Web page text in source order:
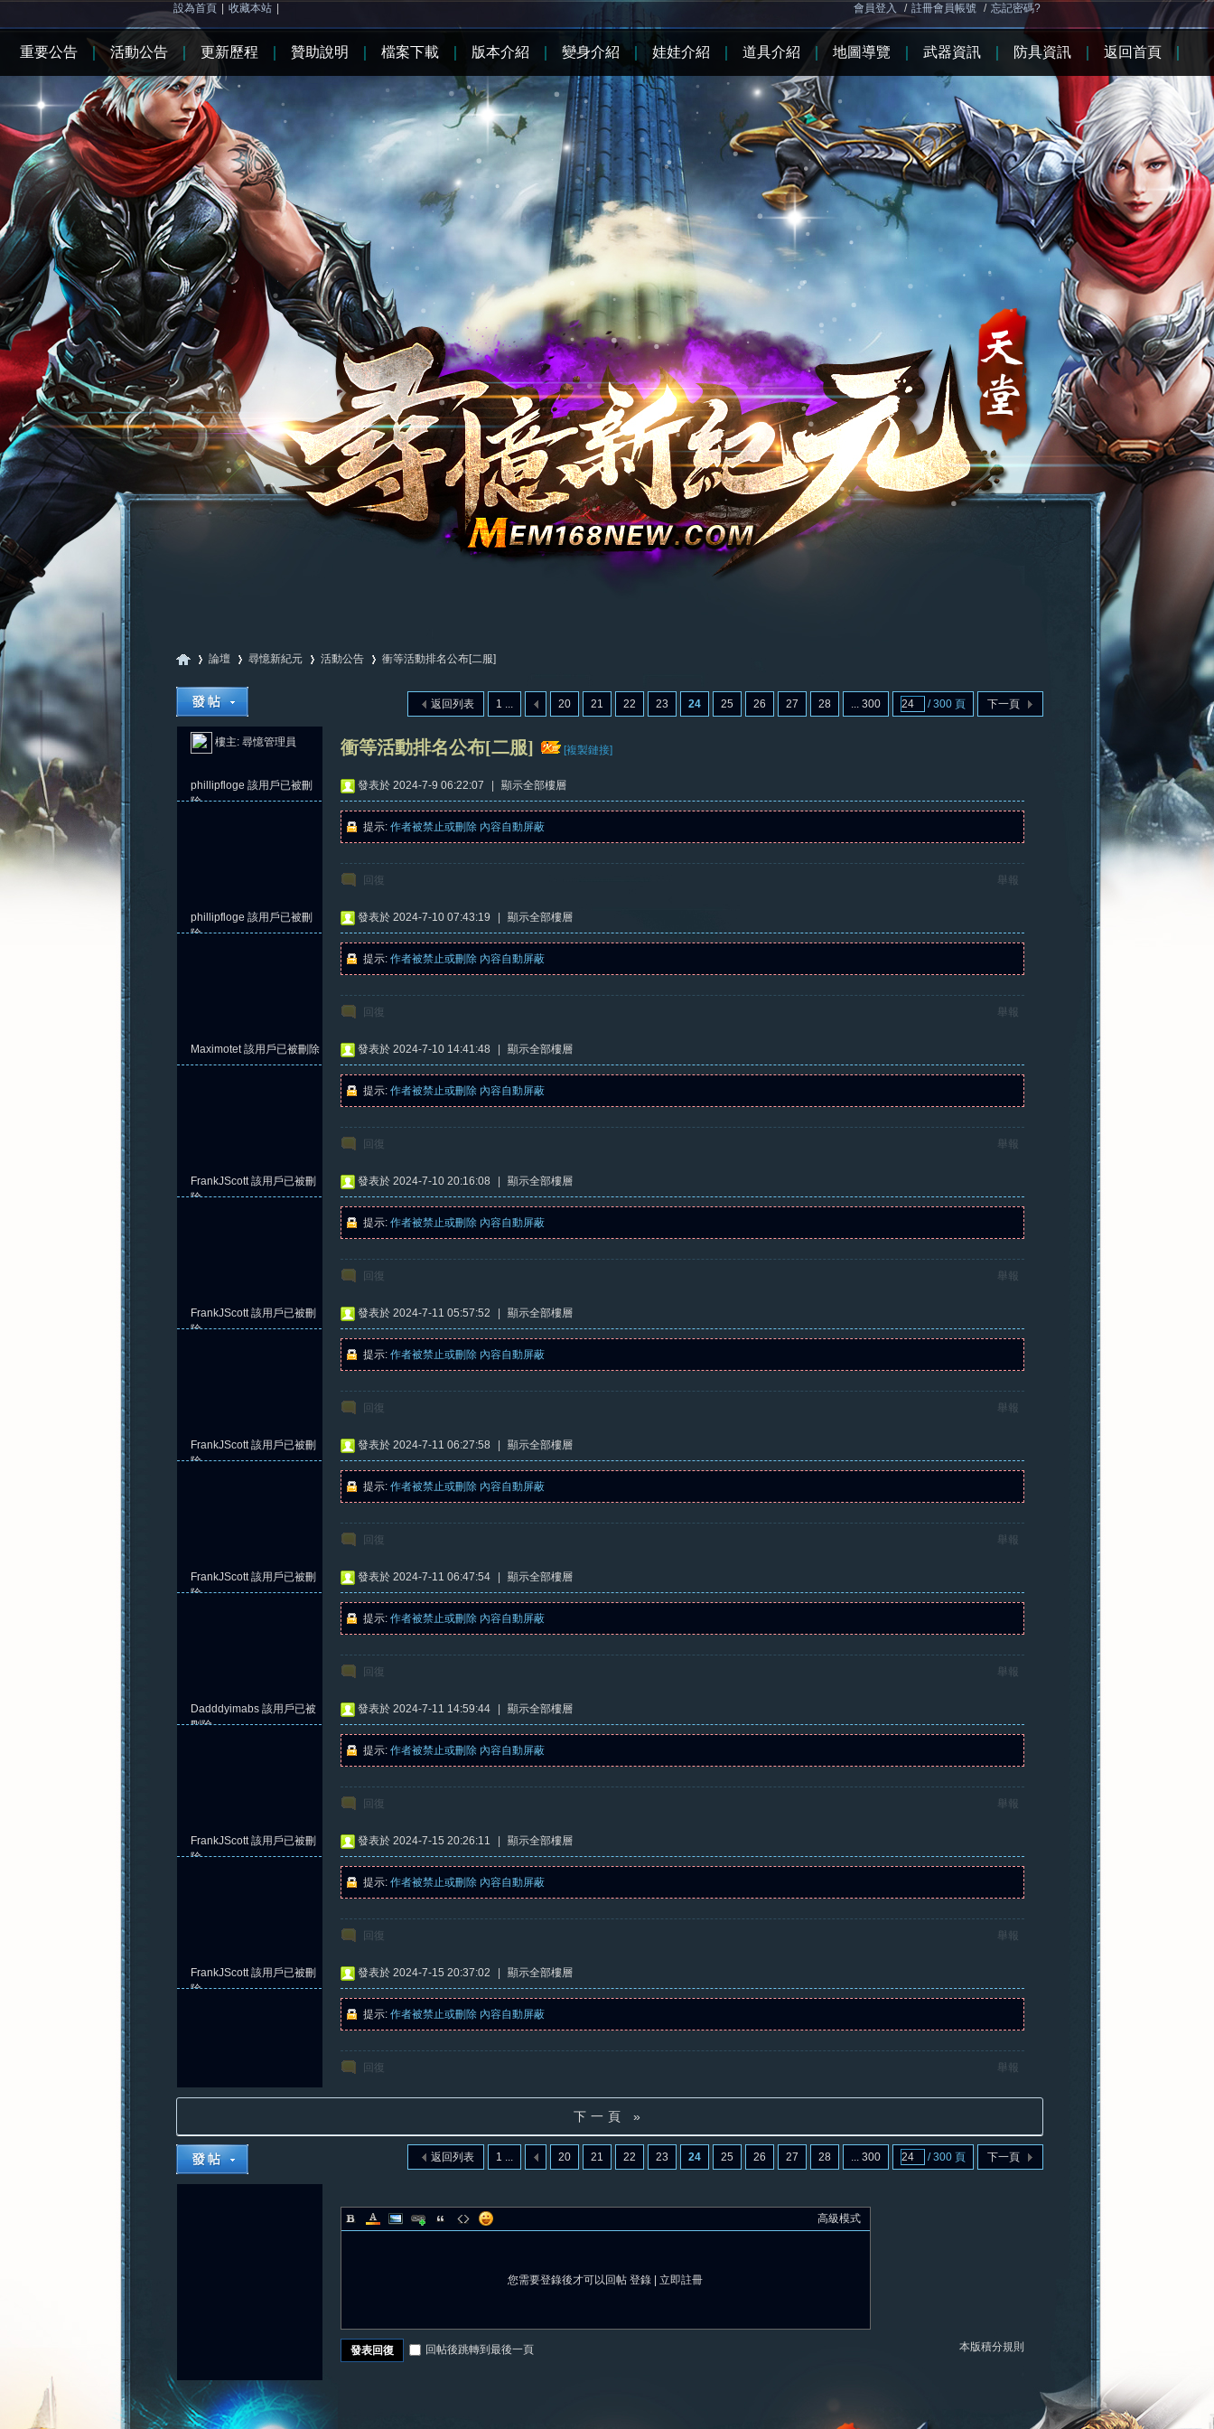
設為首頁 收藏本站 會員登入 / 註冊會員帳號 / 忘記密碼?
元
»
論壇
›
尋憶新紀元 活動公告
›
衝等活動排名公布[二服]
1 ... 20 21 22 23 24 25 26 27 28 ... 300 / 300 頁 下一頁
返回列表
樓主: 尋憶管理員 衝等活動排名公布[二服] [複製鏈接]
phillipfloge 該用戶已被刪
除
發表於 2024-7-9 06:22:07 顯示全部樓層
提示: 作者被禁止或刪除 內容自動屏蔽
回復 舉報
phillipfloge 該用戶已被刪
除
發表於 2024-7-10 07:43:19 顯示全部樓層
提示: 作者被禁止或刪除 內容自動屏蔽
回復 舉報
Maximotet該用戶已被刪除 發表於 2024-7-10 14:41:48 顯示全部樓層
提示: 作者被禁止或刪除 內容自動屏蔽
回復 舉報
FrankJScott該用戶已被刪
除
發表於 2024-7-10 20:16:08 顯示全部樓層
提示: 作者被禁止或刪除 內容自動屏蔽
回復 舉報
FrankJScott該用戶已被刪
除
發表於 2024-7-11 05:57:52 顯示全部樓層
提示: 作者被禁止或刪除 內容自動屏蔽
回復 舉報
FrankJScott該用戶已被刪
除
發表於 2024-7-11 06:27:58 顯示全部樓層
提示: 作者被禁止或刪除 內容自動屏蔽
回復 舉報
FrankJScott該用戶已被刪
除
發表於 2024-7-11 06:47:54 顯示全部樓層
提示: 作者被禁止或刪除 內容自動屏蔽
回復 舉報
Dadddyimabs 該用戶已被
刪除
發表於 2024-7-11 14:59:44 顯示全部樓層
提示: 作者被禁止或刪除 內容自動屏蔽
回復 舉報
FrankJScott該用戶已被刪
除
發表於 2024-7-15 20:26:11 顯示全部樓層
提示: 作者被禁止或刪除 內容自動屏蔽
回復 舉報
FrankJScott該用戶已被刪
除
發表於 2024-7-15 20:37:02 顯示全部樓層
提示: 作者被禁止或刪除 內容自動屏蔽
回復 舉報
下一頁 »
1 ... 20 21 22 23 24 25 26 27 28 ... 300 / 300 頁 下一頁
返回列表
高級模式
您需要登錄後才可以回帖 登錄 立即註冊
本版積分規則
發表回復 回帖後跳轉到最後一頁